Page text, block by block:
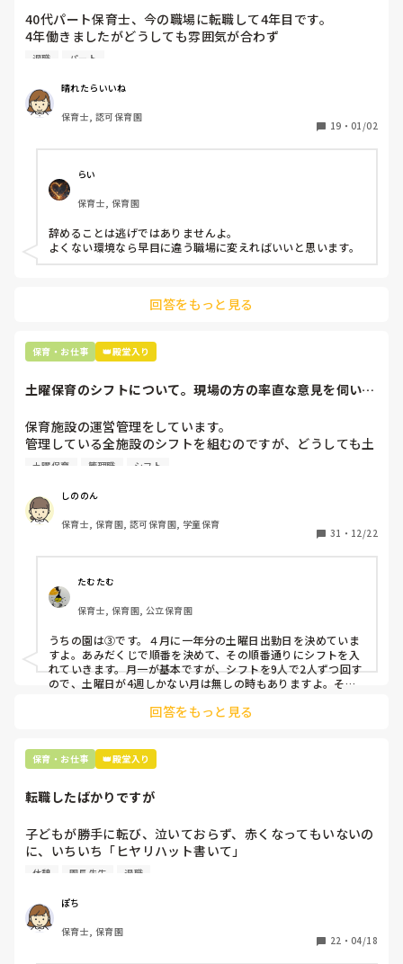
40代パート保育士、今の職場に転職して4年目です。
4年働きましたがどうしても雰囲気が合わず
退職しようと思っています。
周りの職員は、勤続10年以上から何十年という先生がほとん
どです。
保護者子どもの愚痴悪口が多く、
今で言う不適切保育も
仕方ないよね
もう何も言わずに
子どもの言いなりになればいいんだね
などいう意見で…
上の先生に相談することは難しそうです。
最後の職場にしようと思っていましたが
辞めることは逃げ、と、過去辞めた人も何年も言われ続けて
います
退職 パート
晴れたらいいね
保育士, 認可保育園
19 ・ 01/02
らい
保育士, 保育園
辞めることは逃げではありませんよ。
よくない環境なら早目に違う職場に変えればいいと思います。
回答をもっと見る
保育・お仕事 👑殿堂入り
土曜保育のシフトについて。現場の方の率直な意見を伺いた
保育施設の運営管理をしています。
管理している全施設のシフトを組むのですが、どうしても土
曜保育だけは入れる方が少なく、いつも苦労しています。
て入職しているはずですが、いざ勤務が始まると一日も土曜
出勤が出来ない方ばかりです。
①土曜日の希望休は2日まで、と制限をかける
②毎月、必ず土曜保育に入ることのできる日を1日だけピッ
クアップしてもらう
③仮シフトが出た時、土曜出勤が難しければ自身で代わりの
人を交渉して見つけてもらう
上記のいずれかの対策を取り入れることを考えています。
土曜保育 管理職 シフト
しののん
保育士, 保育園, 認可保育園, 学童保育
31 ・ 12/22
たむたむ
保育士, 保育園, 公立保育園
うちの園は③です。４月に一年分の土曜日出勤日を決めていま
すよ。あみだくじで順番を決めて、その順番通りにシフトを入
れていきます。月一が基本ですが、シフトを9人で2人ずつ回す
ので、土曜日が4週しかない月は無しの時もありますよ。その
て貰い、主任に報告してます。
回答をもっと見る
保育・お仕事 👑殿堂入り
転職したばかりですが
子どもが勝手に転び、泣いておらず、赤くなってもいないの
に、いちいち「ヒヤリハット書いて」
と書かされ
（そう言う本人は書かない）
しかも、上司に↑この内容でも
休憩 園長先生 退職
ぽち
保育士, 保育園
22 ・ 04/18